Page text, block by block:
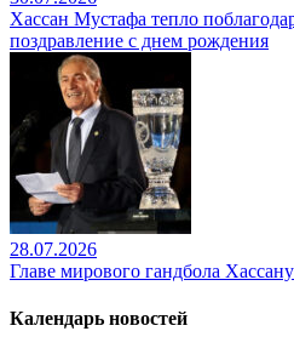
Хассан Мустафа тепло
поздравление с днем рождения
28.07.2026
Главе мирового гандбола
Календарь новостей